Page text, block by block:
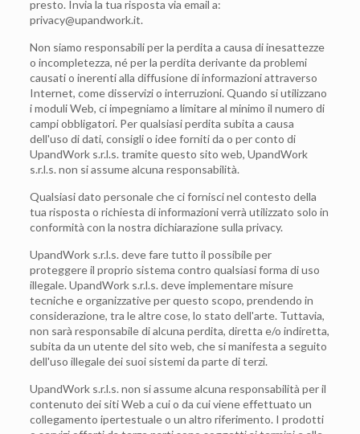
presto. Invia la tua risposta via email a:
ti.krowdnapu@ycavirp.
Non siamo responsabili per la perdita a causa di inesattezze
o incompletezza, né per la perdita derivante da problemi
causati o inerenti alla diffusione di informazioni attraverso
Internet, come disservizi o interruzioni. Quando si utilizzano
i moduli Web, ci impegniamo a limitare al minimo il numero di
campi obbligatori. Per qualsiasi perdita subita a causa
dell'uso di dati, consigli o idee forniti da o per conto di
UpandWork s.r.l.s. tramite questo sito web, UpandWork
s.r.l.s. non si assume alcuna responsabilità.
Qualsiasi dato personale che ci fornisci nel contesto della
tua risposta o richiesta di informazioni verrà utilizzato solo in
conformità con la nostra dichiarazione sulla privacy.
UpandWork s.r.l.s. deve fare tutto il possibile per
proteggere il proprio sistema contro qualsiasi forma di uso
illegale. UpandWork s.r.l.s. deve implementare misure
tecniche e organizzative per questo scopo, prendendo in
considerazione, tra le altre cose, lo stato dell'arte. Tuttavia,
non sarà responsabile di alcuna perdita, diretta e/o indiretta,
subita da un utente del sito web, che si manifesta a seguito
dell'uso illegale dei suoi sistemi da parte di terzi.
UpandWork s.r.l.s. non si assume alcuna responsabilità per il
contenuto dei siti Web a cui o da cui viene effettuato un
collegamento ipertestuale o un altro riferimento. I prodotti